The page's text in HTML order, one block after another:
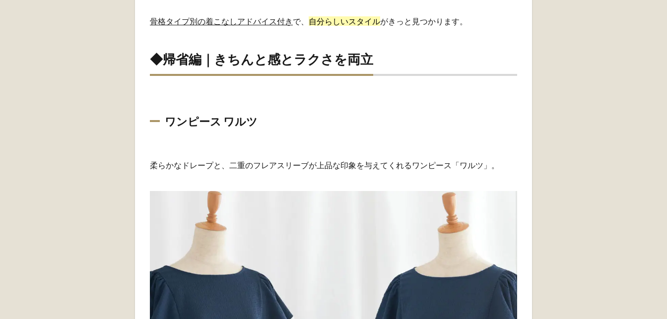
骨格タイプ別の着こなしアドバイス付き で、 自分らしいスタイルがきっと見つかります。
◆帰省編｜きちんと感とラクさを両立
ワンピース ワルツ
柔らかなドレープと、二重のフレアスリーブが上品な印象を与えてくれるワンピース「ワルツ」。